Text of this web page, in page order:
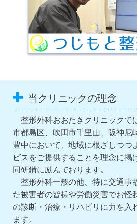
当クリニックの理念
整形外科おおたきクリニックで
市都島区、吹田市千里山、阪神尼
豊中において、地域に根ざしつつ
ビスをご提供することを理念に掲
同研鑽に励んでおります。
整形外科一般の他、特に交通事
た被害者の皆様や労働災害でお怪
の診断・治療・リハビリに力を入
ます。